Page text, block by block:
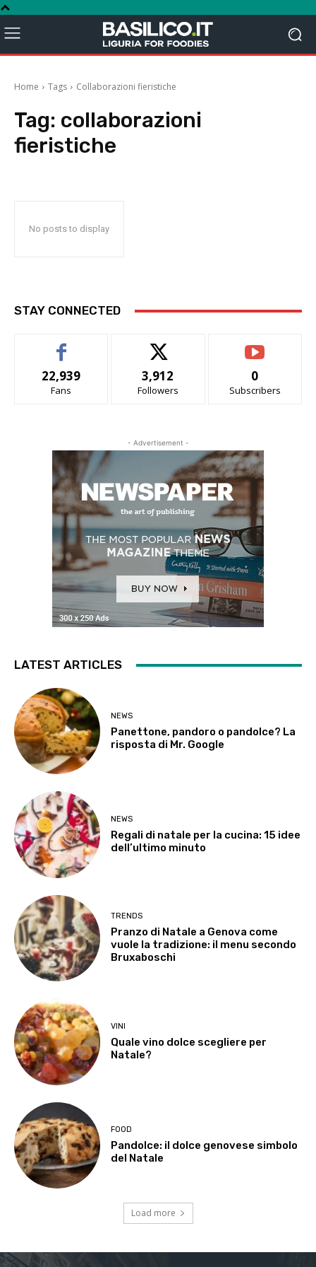
Home Tags Collaborazioni fieristiche
Tag: collaborazioni
fieristiche
No posts to display
STAY CONNECTED
22,939
Fans
3,912
Followers
0
Subscribers
- Advertisement -
LATEST ARTICLES
NEWS
Panettone, pandoro o pandolce? La
risposta di Mr. Google
NEWS
Regali di natale per la cucina: 15 idee
dell’ultimo minuto
TRENDS
Pranzo di Natale a Genova come
vuole la tradizione: il menu secondo
Bruxaboschi
VINI
Quale vino dolce scegliere per
Natale?
FOOD
Pandolce: il dolce genovese simbolo
del Natale
Load more